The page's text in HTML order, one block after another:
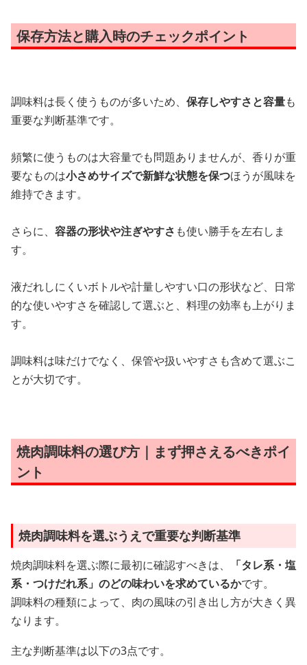
保存方法と購入時のチェックポイント
調味料は長く使うものが多いため、 保存しやすさと容量も
重要な判断基準です。
頻繁に使うものは大容量でも問題ありませんが、香りが重
要なものは小さめサイズで新鮮な状態を保つほうが風味を
維持できます。
さらに、 容器の形状や注ぎやすさ も使い勝手を左右しま
す。
液だれしにくいボトルや計量しやすい口の形状など、日常
的な使いやすさを確認して選ぶと、料理の効率も上がりま
す。
調味料は味だけでなく、保管や扱いやすさも含めて選ぶこ
とが大切です。
焼肉調味料の選び方｜まず押さえるべきポイ
ント
焼肉調味料を選ぶうえで重要な判断基準
焼肉調味料を選ぶ際に最初に確認すべきは、
「タレ系・塩
系・つけだれ系」のどの味わいを求めているかです。
調味料の種類によって、肉の風味の引き出し方が大きく異
なります。
主な判断基準は以下の3点です。